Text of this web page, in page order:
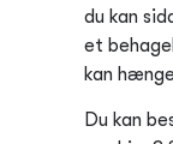
du kan
et
kan
Du kan